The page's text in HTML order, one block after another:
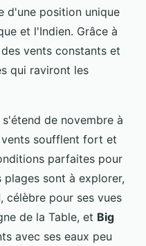
d'une position unique
et l'Indien. Grâce à
vents constants et
qui raviront les
de novembre à
vents soufflent fort et
parfaites pour
plages sont à explorer,
, célèbre pour ses vues
de la Table, et Big
avec ses eaux peu